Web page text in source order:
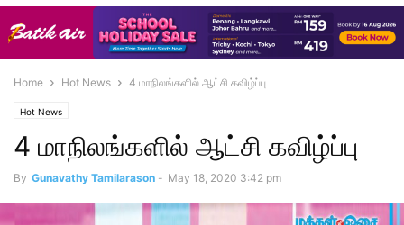
Home Hot News 4 மாநிலங்களில் ஆட்சி கவிழ்ப்பு
Hot News
4 மாநிலங்களில் ஆட்சி கவிழ்ப்பு
By Gunavathy Tamilarason - May 18, 2020 3:42 pm